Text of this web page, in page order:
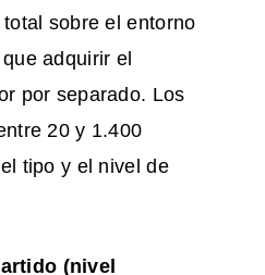
sobre el entorno
adquirir el
por separado. Los
20 y 1.400
tipo y el nivel de
(nivel